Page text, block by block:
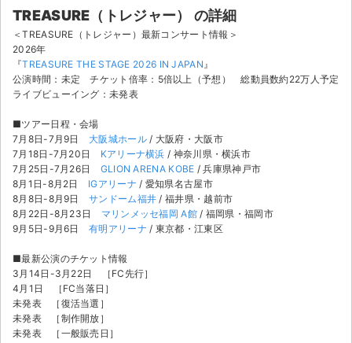
サイト情報
チケットジャム運営会社
チケットジャム利用規約
TREASURE（トレジャー） の詳細
＜TREASURE（トレジャー）最新コンサート情報＞
2026年
『TREASURE THE STAGE 2026 IN JAPAN』
公演時間：未定 チケット倍率：5倍以上（予想） 総動員数約22万人予定
ライブビューイング：未発表
■ツアー日程・会場
7月8日-7月9日 大阪城ホール/ 大阪府・大阪市
7月18日-7月20日 Kアリーナ横浜 / 神奈川県・横浜市
7月25日-7月26日 GLION ARENA KOBE / 兵庫県神戸市
8月1日-8月2日 IGアリーナ / 愛知県名古屋市
8月8日-8月9日サンドーム福井 / 福井県・越前市
8月22日-8月23日 マリンメッセ福岡 A館/ 福岡県・福岡市
9月5日-9月6日有明アリーナ / 東京都・江東区
■最新公演のチケット情報
3月14日-3月22日 ［FC先行］
4月1日 ［FC当落日］
未発表 ［復活当選］
未発表 ［制作開放］
未発表 ［一般販売日］